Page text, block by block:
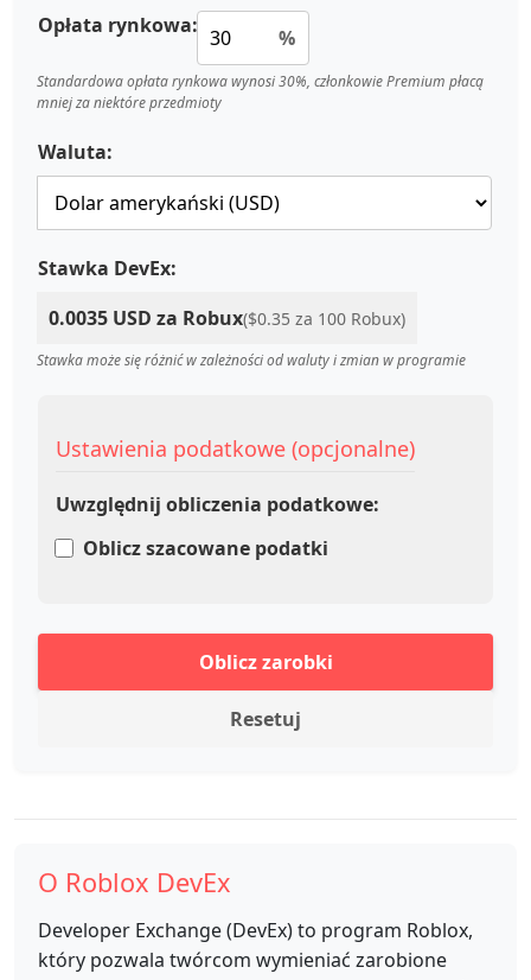
Opłata rynkowa: %
Standardowa opłata rynkowa wynosi 30%, członkowie Premium płacą
mniej za niektóre przedmioty
Waluta:
Stawka DevEx:
0.0035 USD za Robux($0.35 za 100 Robux)
Stawka może się różnić w zależności od waluty i zmian w programie
Ustawienia podatkowe (opcjonalne)
Uwzględnij obliczenia podatkowe:
Oblicz szacowane podatki
Oblicz zarobki
Resetuj
O Roblox DevEx
Developer Exchange (DevEx) to program Roblox,
który pozwala twórcom wymieniać zarobione